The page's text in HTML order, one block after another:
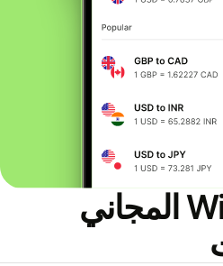
نزّل تطبيق Wise المجاني